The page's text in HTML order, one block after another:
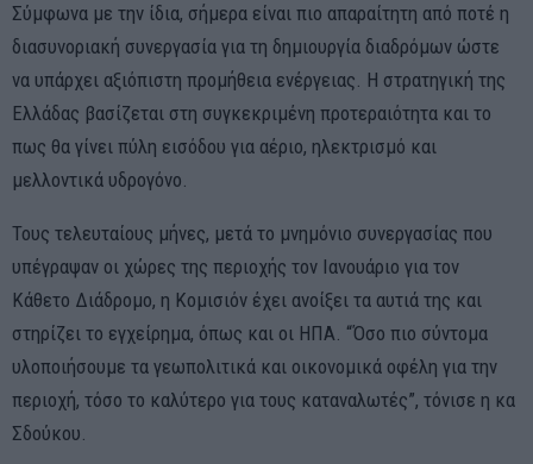
Σύμφωνα με την ίδια, σήμερα είναι πιο απαραίτητη από ποτέ η
διασυνοριακή συνεργασία για τη δημιουργία διαδρόμων ώστε
να υπάρχει αξιόπιστη προμήθεια ενέργειας. Η στρατηγική της
Ελλάδας βασίζεται στη συγκεκριμένη προτεραιότητα και το
πως θα γίνει πύλη εισόδου για αέριο, ηλεκτρισμό και
μελλοντικά υδρογόνο.
Τους τελευταίους μήνες, μετά το μνημόνιο συνεργασίας που
υπέγραψαν οι χώρες της περιοχής τον Ιανουάριο για τον
Κάθετο Διάδρομο, η Κομισιόν έχει ανοίξει τα αυτιά της και
στηρίζει το εγχείρημα, όπως και οι ΗΠΑ. “Όσο πιο σύντομα
υλοποιήσουμε τα γεωπολιτικά και οικονομικά οφέλη για την
περιοχή, τόσο το καλύτερο για τους καταναλωτές”, τόνισε η κα
Σδούκου.